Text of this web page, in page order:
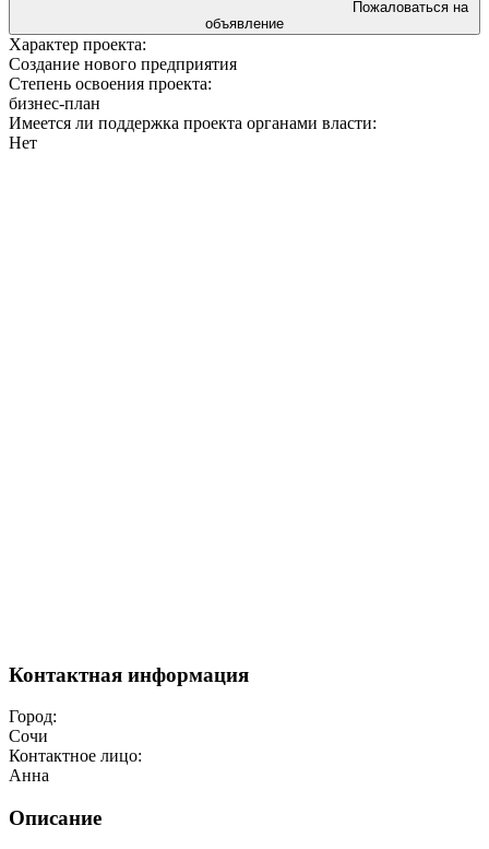
объявление
Характер проекта:
Создание нового предприятия
Степень освоения проекта:
бизнес-план
Имеется ли поддержка проекта органами власти:
Нет
Контактная информация
Город:
Сочи
Контактное лицо:
Анна
Описание